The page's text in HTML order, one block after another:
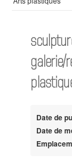
galerie/
Date de
Date de